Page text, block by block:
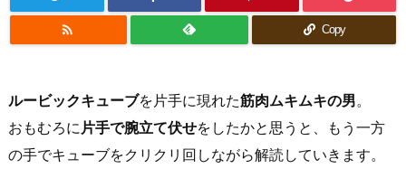
 Copy
ルービックキューブを片手に現れた筋肉ムキムキの男。
おもむろに 片手で腕立て伏せをしたかと思うと、もう一方
の手でキューブをクリクリ回しながら解読していきます。